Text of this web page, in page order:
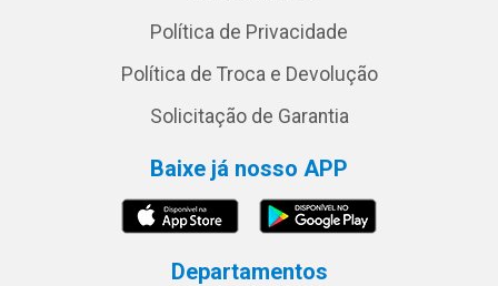
Política de Privacidade
Política de Troca e Devolução
Solicitação de Garantia
Baixe já nosso APP
Departamentos